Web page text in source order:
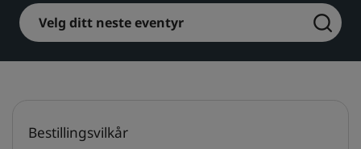
Tilknyttede merker i Kina
Kunlun
Velg ditt neste eventyr
Bestillingsvilkår